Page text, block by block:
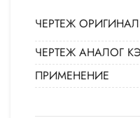
ЧЕРТЕЖ
ЧЕРТЕЖ АНАЛОГ
ПРИМЕНЕНИЕ